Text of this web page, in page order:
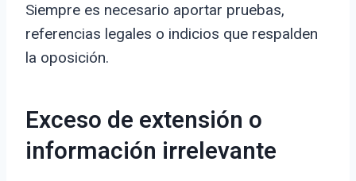
Siempre es necesario aportar pruebas,
referencias legales o indicios que respalden
la oposición.
Exceso de extensión o
información irrelevante